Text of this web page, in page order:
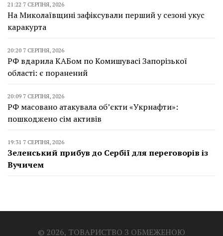
21:22 7 СЕРПНЯ, 2026
На Миколаївщині зафіксували перший у сезоні укус
каракурта
20:20 7 СЕРПНЯ, 2026
РФ вдарила КАБом по Комишувасі Запорізької
області: є поранений
20:09 7 СЕРПНЯ, 2026
РФ масовано атакувала об’єкти «Укрнафти»:
пошкоджено сім активів
19:31 7 СЕРПНЯ, 2026
Зеленський прибув до Сербії для переговорів із
Вучичем
© 2026, ТОВАРИСТВО З ОБМЕЖЕНОЮ